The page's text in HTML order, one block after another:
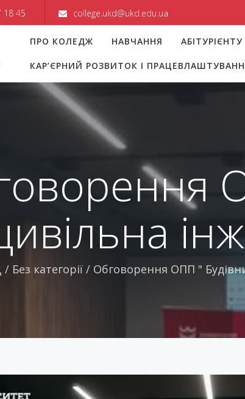
18 45 college.ukd@ukd.edu.ua
ПРО КОЛЕДЖ НАВЧАННЯ АБІТУРІЄНТУ
КАР’ЄРНИЙ РОЗВИТОК І
/ Без категорії / Обговорення ОПП "